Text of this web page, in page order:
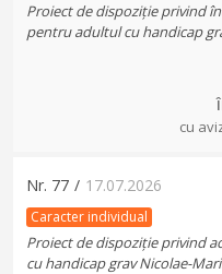
Proiect de dispoziție privind
pentru adultul cu handicap
cu
Nr. 77 / 17.07.2026
Caracter individual
Proiect de dispoziție privind
cu handicap grav Nicolae-